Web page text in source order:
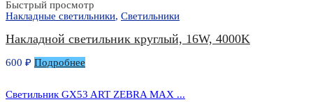
Быстрый просмотр
Накладные светильники, Светильники
Накладной светильник круглый, 16W, 4000K
600 ₽ Подробнее
Светильник GX53 ART ZEBRA MAX ...